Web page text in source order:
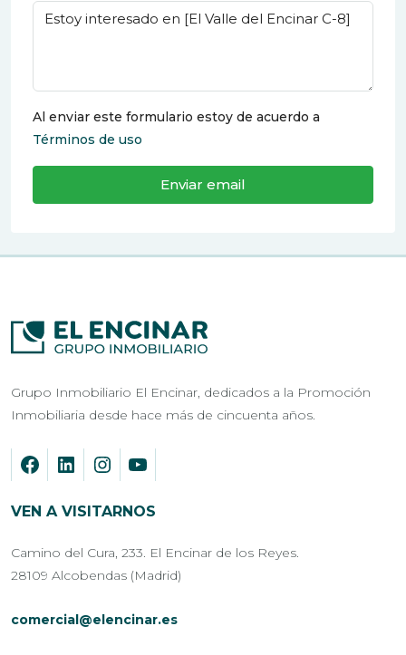
Al enviar este formulario estoy de acuerdo a
Términos de uso
Enviar email
Grupo Inmobiliario El Encinar, dedicados a la Promoción
Inmobiliaria desde hace más de cincuenta años.
VEN A VISITARNOS
Camino del Cura, 233. El Encinar de los Reyes.
28109 Alcobendas (Madrid)
comercial@elencinar.es